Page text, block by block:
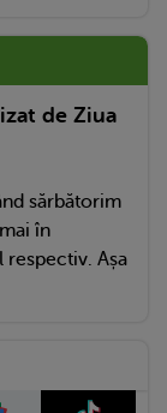
de Ziua
sărbătorim
în
Așa